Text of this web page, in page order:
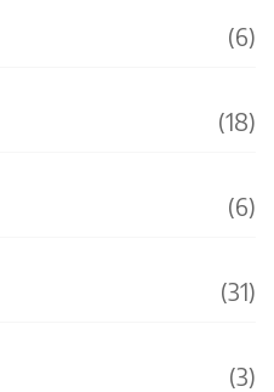
(6)
(18)
(6)
(31)
(3)